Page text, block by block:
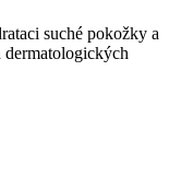
suché pokožky a
dermatologických